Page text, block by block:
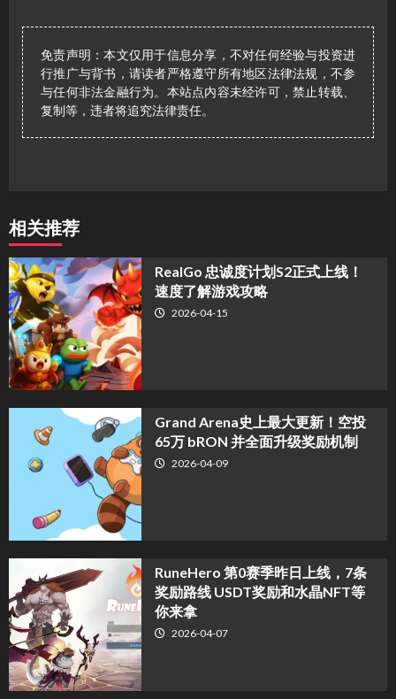
免责声明：本文仅用于信息分享，不对任何经验与投资进
行推广与背书，请读者严格遵守所有地区法律法规，不参
与任何非法金融行为。本站点内容未经许可，禁止转载、
复制等，违者将追究法律责任。
相关推荐
​RealGo 忠诚度计划S2正式上线！
速度了解游戏攻略
2026-04-15
Grand Arena史上最大更新！空投
65万 bRON 并全面升级奖励机制
2026-04-09
RuneHero 第0赛季昨日上线，7条
奖励路线 USDT奖励和水晶NFT等
你来拿
2026-04-07